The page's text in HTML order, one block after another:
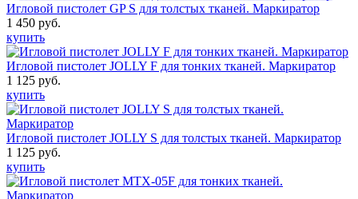
Игловой пистолет GP S для толстых тканей. Маркиратор
1 450 руб.
купить
Игловой пистолет JOLLY F для тонких тканей. Маркиратор
1 125 руб.
купить
Игловой пистолет JOLLY S для толстых тканей. Маркиратор
1 125 руб.
купить